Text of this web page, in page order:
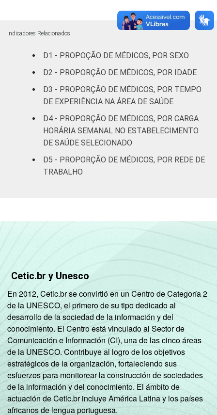
50 leitos)
FAIXA ETÁRIA
Até 35
36 a 50
51
51 anos ou
mais
Essa tabela foi corrigida em maio de 2015.
https://cetic.br/noticia/cetic-br-informa-
correcao-dos-resultados-da-pesquisa-tic-
Fonte: NIC.br - fev 2013 / ago 2013
Indicadores Relacionados
D1 - PROPOÇÃO DE MÉDICOS, POR SEXO
D2 - PROPORÇÃO DE MÉDICOS, POR IDADE
D3 - PROPORÇÃO DE MÉDICOS, POR TEMPO
DE EXPERIÊNCIA NA ÁREA DE SAÚDE
D4 - PROPORÇÃO DE MÉDICOS, POR CARGA
HORÁRIA SEMANAL NO ESTABELECIMENTO
DE SAÚDE SELECIONADO
D5 - PROPORÇÃO DE MÉDICOS, POR REDE DE
TRABALHO
Cetic.br y Unesco
En 2012, Cetic.br se convirtió en un Centro de Categoría 2
de la UNESCO, el primero de su tipo dedicado al
desarrollo de la sociedad de la información y del
conocimiento. El Centro está vinculado al Sector de
Comunicación e Información (CI), una de las cinco áreas
de la UNESCO. Contribuye al logro de los objetivos
estratégicos de la organización, fortaleciendo sus
esfuerzos para monitorear la construcción de sociedades
de la información y del conocimiento. El ámbito de
actuación de Cetic.br incluye América Latina y los países
africanos de lengua portuguesa.